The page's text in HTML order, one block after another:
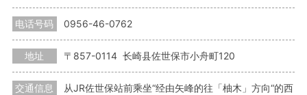
电话号码 0956-46-0762
地址 〒857-0114 长崎县佐世保市小舟町120
交通信息
从JR佐世保站前乘坐“经由矢峰的往「柚木」方向“的西